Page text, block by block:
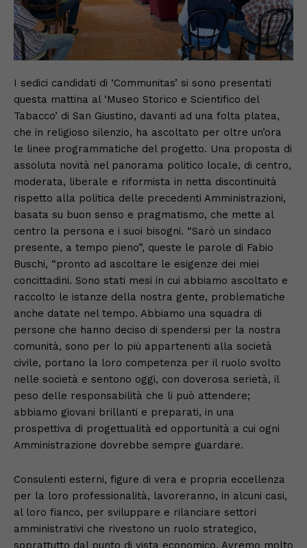
I sedici candidati di ‘Communitas’ si sono presentati
questa mattina al ‘Museo Storico e Scientifico del
Tabacco’ di San Giustino, davanti ad una folta platea,
che in religioso silenzio, ha ascoltato per oltre un’ora
le linee programmatiche del progetto. Una proposta di
assoluta novità nel panorama politico locale, di centro,
moderata, liberale e riformista in netta discontinuità
rispetto alla politica delle precedenti Amministrazioni,
basata su buon senso e pragmatismo, che mette al
centro la persona e i suoi bisogni. “Sarò un sindaco
presente, a tempo pieno”, queste le parole di Fabio
Buschi, “pronto ad ascoltare le esigenze dei miei
concittadini. Sono stati mesi in cui abbiamo ascoltato e
raccolto le istanze della nostra gente, problematiche
anche datate nel tempo. Abbiamo una squadra di
persone che hanno deciso di spendersi per la nostra
comunità, sono per lo più appartenenti alla società
civile, portano la loro competenza per il ruolo svolto
nelle società e sentono oggi, con doverosa serietà, il
peso delle responsabilità che li può attendere;
abbiamo giovani brillanti e preparati, in una
prospettiva di progettualità ed opportunità a cui ogni
Amministrazione dovrebbe sempre guardare.
Consulenti esterni, figure di vera e propria eccellenza
per la loro professionalità, lavoreranno, in alcuni casi,
al loro fianco, per sviluppare e rilanciare settori
amministrativi che rivestono un ruolo strategico,
soprattutto dal punto di vista economico. Avremo molto